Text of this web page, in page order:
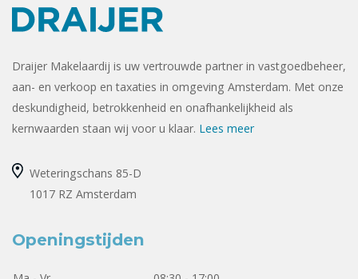
Draijer Makelaardij is uw vertrouwde partner in vastgoedbeheer,
aan- en verkoop en taxaties in omgeving Amsterdam. Met onze
deskundigheid, betrokkenheid en onafhankelijkheid als
kernwaarden staan wij voor u klaar. Lees meer
Weteringschans 85-D
1017 RZ Amsterdam
Openingstijden